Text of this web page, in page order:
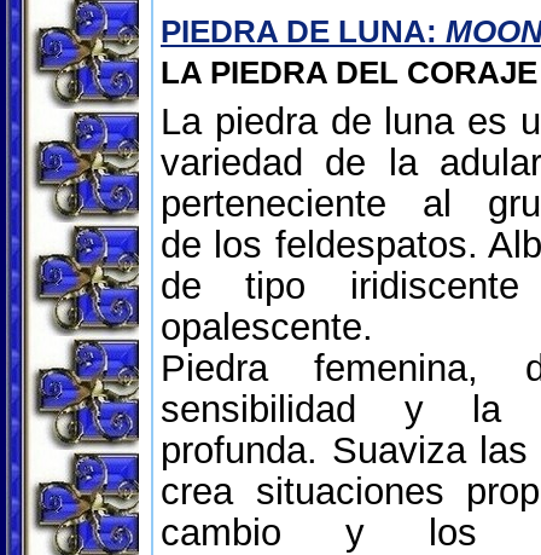
PIEDRA DE LUNA:
LA PIEDRA DEL CORAJE
La piedra de luna es
variedad de la
perteneciente al
de los feldespatos.
de tipo
opalescente.
Piedra femenina,
sensibilidad y la
profunda. Suaviza
crea situaciones
cambio y los